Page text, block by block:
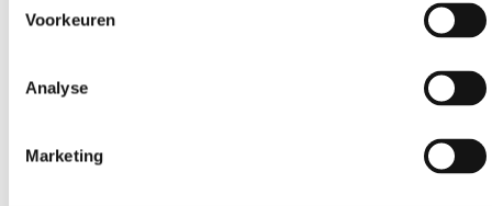
Voorkeuren
Analyse
Marketing
5 februari 2026
Yvonne Minnebreuker 5 februari 2026
Jacolien Tollenaar 5 februari 2026